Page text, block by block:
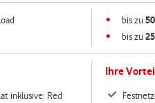
inklusive: Red
bis zu
bis zu
Ihre